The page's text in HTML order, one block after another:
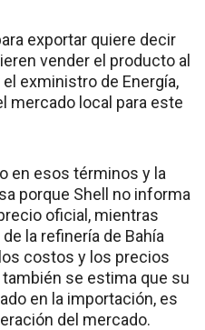
exportar quiere decir
vender el producto al
exministro de Energía,
mercado local para este
en esos términos y la
porque Shell no informa
oficial, mientras
la refinería de Bahía
costos y los precios
se estima que su
en la importación, es
del mercado.